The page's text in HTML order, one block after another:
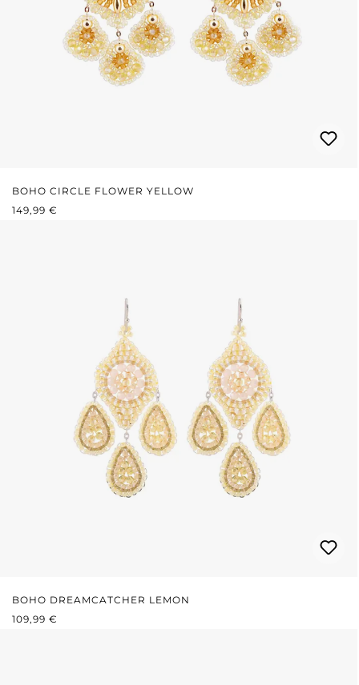
BOHO CIRCLE FLOWER YELLOW
REGULÄRER PREIS:
149,99 €
BOHO DREAMCATCHER LEMON
REGULÄRER PREIS:
109,99 €